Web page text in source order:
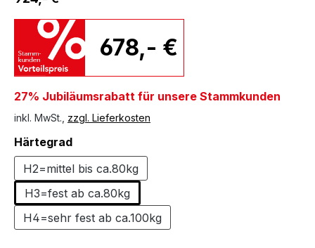
678,- €
27% Jubiläumsrabatt für unsere Stammkunden
inkl. MwSt., zzgl. Lieferkosten
Härtegradauswählen
H2=mittel bis ca.80kg
H3=fest ab ca.80kg
H4=sehr fest ab ca.100kg